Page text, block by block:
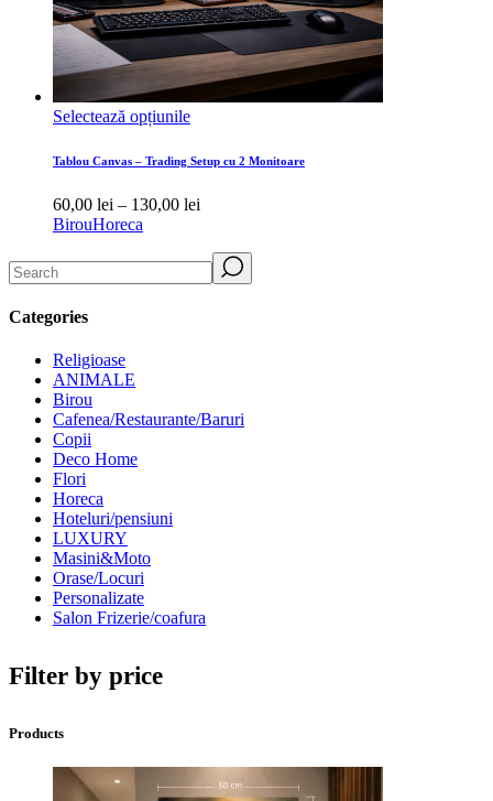
Selectează opțiunileAcest
are
multe
variații.
Tablou Canvas – Trading Setup cu 2 Monitoare
60,00 lei – 130,00 lei
60,00 lei
până
BirouHoreca
Search
Categories
Religioase
ANIMALE
Birou
Cafenea/Restaurante/Baruri
Copii
Deco Home
Flori
Horeca
Hoteluri/pensiuni
LUXURY
Masini&Moto
Orase/Locuri
Personalizate
Salon Frizerie/coafura
Filter by price
Products